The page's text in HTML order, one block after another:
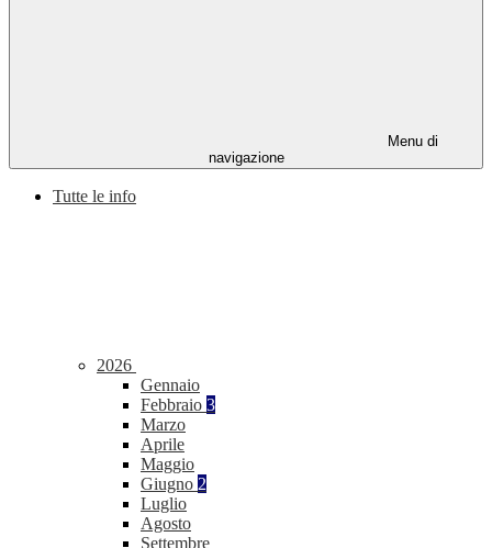
Menu di
navigazione
Tutte le info
2026
Gennaio
Febbraio 3
Marzo
Aprile
Maggio
Giugno 2
Luglio
Agosto
Settembre